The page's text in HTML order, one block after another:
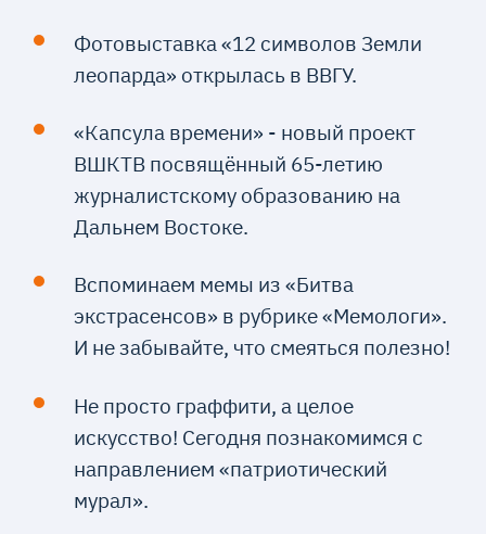
Фотовыставка «12 символов Земли
леопарда» открылась в ВВГУ.
«Капсула времени» - новый проект
ВШКТВ посвящённый 65-летию
журналистскому образованию на
Дальнем Востоке.
Вспоминаем мемы из «Битва
экстрасенсов» в рубрике «Мемологи».
И не забывайте, что смеяться полезно!
Не просто граффити, а целое
искусство! Сегодня познакомимся с
направлением «патриотический
мурал».